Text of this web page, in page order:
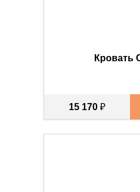
Кровать
15 170 ₽